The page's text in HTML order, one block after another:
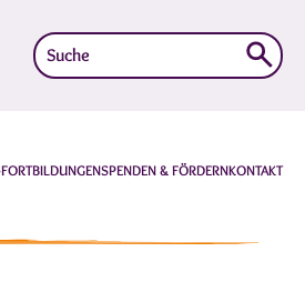
Suche
nach:
FORTBILDUNGENSPENDEN & FÖRDERNKONTAKT